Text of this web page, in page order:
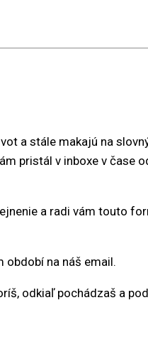
a stále makajú na
pristál v inboxe v čase
a radi vám touto
období na náš email.
odkiaľ pochádzaš a